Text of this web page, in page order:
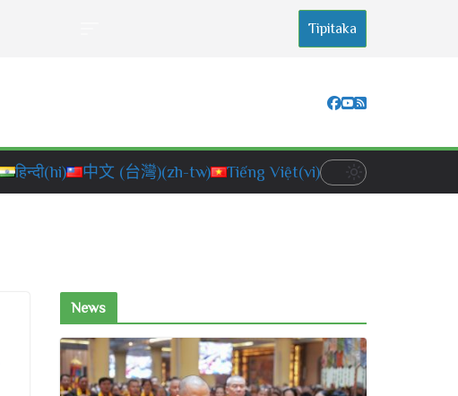
Tipitaka
हिन्दी(hi) 中文 (台灣)(zh-tw) Tiếng Việt(vi)
News